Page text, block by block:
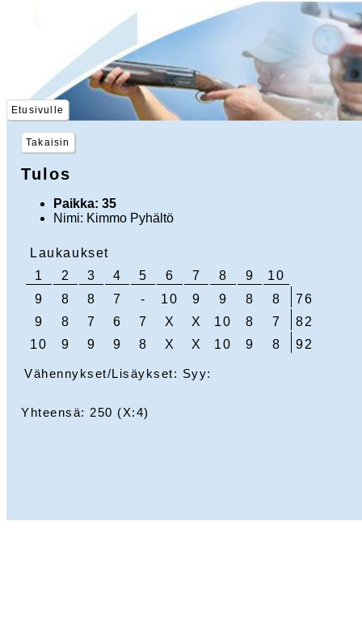
Etusivulle
Takaisin
Tulos
Paikka: 35
Nimi: Kimmo Pyhältö
Laukaukset
1
2 3 4 5 6 7 8 9
10
9
8 8 7 - 10 9 9 8 8
76
9
8 7 6 7 X X 10 8 7
82
10
9 9 9 8 X X 10 9 8 92
Vähennykset/Lisäykset: Syy:
Yhteensä: 250 (X:4)